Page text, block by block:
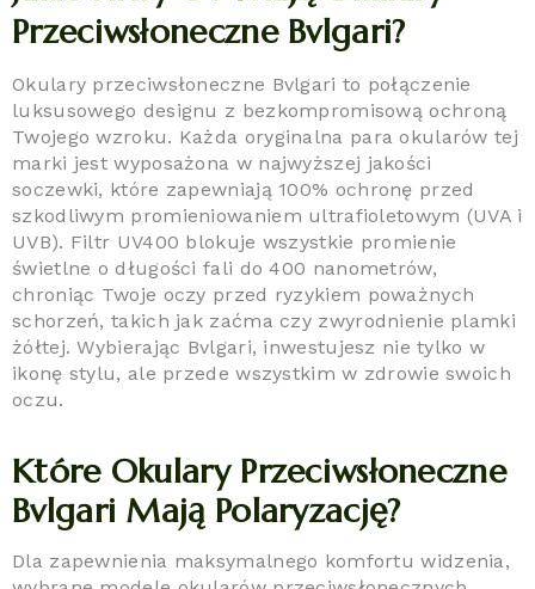
Przeciwsłoneczne Bvlgari?
Okulary przeciwsłoneczne Bvlgari to połączenie
luksusowego designu z bezkompromisową ochroną
Twojego wzroku. Każda oryginalna para okularów tej
marki jest wyposażona w najwyższej jakości
soczewki, które zapewniają 100% ochronę przed
szkodliwym promieniowaniem ultrafioletowym (UVA i
UVB). Filtr UV400 blokuje wszystkie promienie
świetlne o długości fali do 400 nanometrów,
chroniąc Twoje oczy przed ryzykiem poważnych
schorzeń, takich jak zaćma czy zwyrodnienie plamki
żółtej. Wybierając Bvlgari, inwestujesz nie tylko w
ikonę stylu, ale przede wszystkim w zdrowie swoich
oczu.
Które Okulary Przeciwsłoneczne
Bvlgari Mają Polaryzację?
Dla zapewnienia maksymalnego komfortu widzenia,